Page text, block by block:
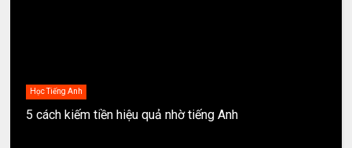
Học Tiếng Anh
5 cách kiếm tiền hiệu quả nhờ tiếng Anh